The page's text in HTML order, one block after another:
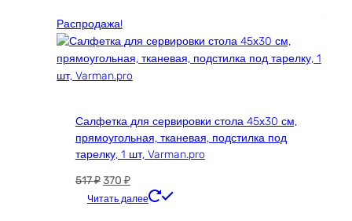
7337 ₽.
Распродажа!
Салфетка для сервировки стола 45х30 см,
прямоугольная, тканевая, подстилка под
тарелку, 1 шт, Varman.pro
517₽Первоначальная
цена
370 ₽Текущая
цена:
Читать далее